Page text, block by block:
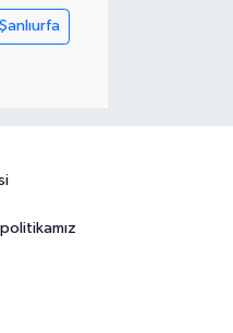
Şanlıurfa